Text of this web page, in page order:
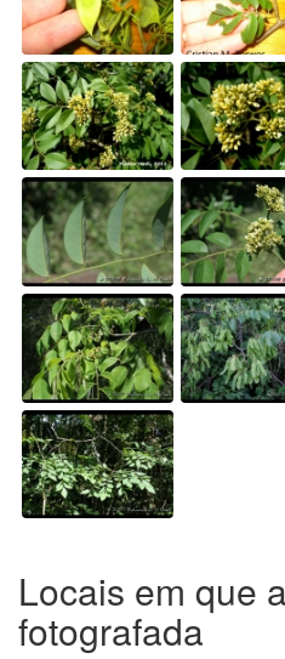
Locais em que
fotografada